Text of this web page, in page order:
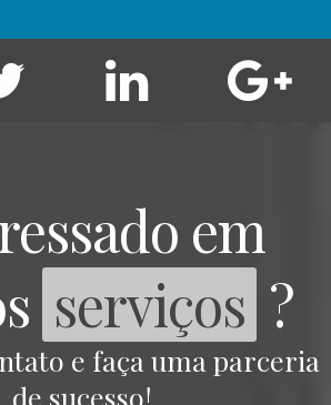
em
serviços ?
e faça uma parceria
de sucesso!